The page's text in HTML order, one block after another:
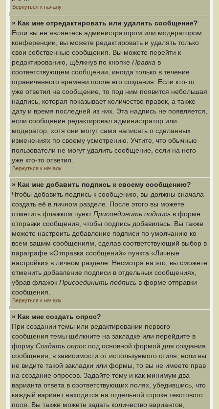
Вернуться к началу
» Как мне отредактировать или удалить сообщение?
Если вы не являетесь администратором или модератором
конференции, вы можете редактировать и удалять только
свои собственные сообщения. Вы можете перейти к
редактированию, щёлкнув по кнопке Правка в
соответствующем сообщении, иногда только в течение
ограниченного времени после его создания. Если кто-то
уже ответил на сообщение, то под ним появится небольшая
надпись, которая показывает количество правок, а также
дату и время последней из них. Эта надпись не появляется,
если сообщение редактировал администратор или
модератор, хотя они могут сами написать о сделанных
изменениях по своему усмотрению. Учтите, что обычные
пользователи не могут удалить сообщение, если на него
уже кто-то ответил.
Вернуться к началу
» Как мне добавить подпись к своему сообщению?
Чтобы добавить подпись к сообщению, вы должны сначала
создать её в личном разделе. После этого вы можете
отметить флажком пунктПрисоединить подпись в форме
отправки сообщения, чтобы подпись добавилась. Вы также
можете настроить добавление подписи по умолчанию ко
всем вашим сообщениям, сделав соответствующий выбор в
параграфе «Отправка сообщений» пункта «Личные
настройки» в личном разделе. Несмотря на это, вы сможете
отменить добавление подписи в отдельных сообщениях,
убрав флажок Присоединить подпись в форме отправки
сообщения.
Вернуться к началу
» Как мне создать опрос?
При создании темы или редактировании первого
сообщения темы щёлкните на закладке или перейдите в
форму Создать опрос под основной формой для создания
сообщения, в зависимости от используемого стиля; если вы
не видите такой закладки или формы, то вы не имеете прав
на создание опросов. Задайте тему и как минимум два
варианта ответа в соответствующих полях, убедившись, что
каждый вариант находится на отдельной строке текстового
поля. Вы также можете задать количество вариантов,